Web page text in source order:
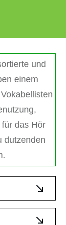
und
einem
das Hör
dutzenden